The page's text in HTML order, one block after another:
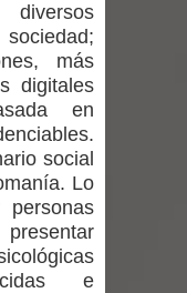
y Familia
apoyar a
la
U.
diversos
más
digitales
en
social
Lo
e